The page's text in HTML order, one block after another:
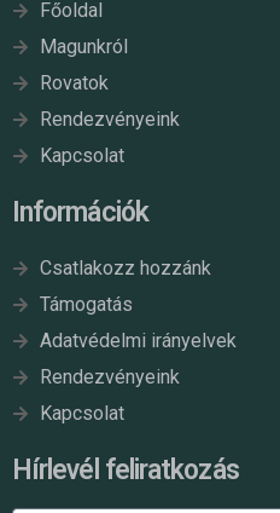
Főoldal
Magunkról
Rovatok
Rendezvényeink
Kapcsolat
Információk
Csatlakozz hozzánk
Támogatás
Adatvédelmi irányelvek
Rendezvényeink
Kapcsolat
Hírlevél feliratkozás